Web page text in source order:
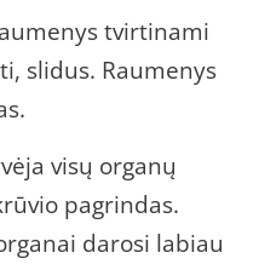
tvirtinami
slidus. Raumenys
visų organų
pagrindas.
darosi labiau